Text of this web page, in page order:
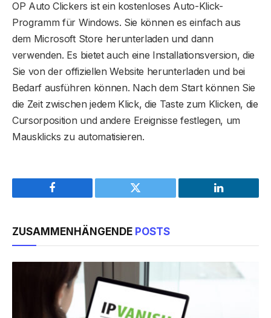
OP Auto Clickers ist ein kostenloses Auto-Klick-
Programm für Windows. Sie können es einfach aus
dem Microsoft Store herunterladen und dann
verwenden. Es bietet auch eine Installationsversion, die
Sie von der offiziellen Website herunterladen und bei
Bedarf ausführen können. Nach dem Start können Sie
die Zeit zwischen jedem Klick, die Taste zum Klicken, die
Cursorposition und andere Ereignisse festlegen, um
Mausklicks zu automatisieren.
Facebook Twitter LinkedIn
ZUSAMMENHÄNGENDE POSTS